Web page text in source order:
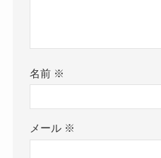
名前 ※
メール ※